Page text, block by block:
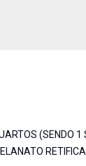
(SENDO